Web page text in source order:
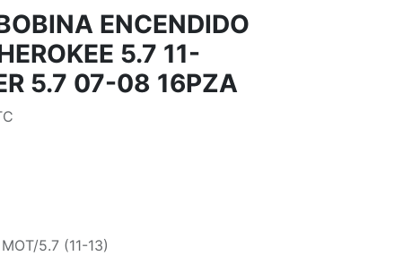
ENCENDIDO
5.7 11-
5.7 07-08 16PZA
5.7 (11-13)